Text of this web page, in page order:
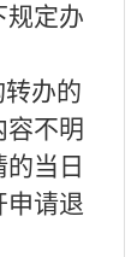
规定办
办的
不明
当日
申请退